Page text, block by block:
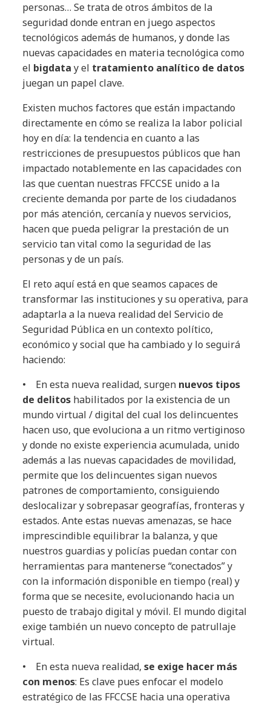
personas… Se trata de otros ámbitos de la
seguridad donde entran en juego aspectos
tecnológicos además de humanos, y donde las
nuevas capacidades en materia tecnológica como
el bigdatay el tratamiento analítico de datos
juegan un papel clave.
Existen muchos factores que están impactando
directamente en cómo se realiza la labor policial
hoy en día: la tendencia en cuanto a las
restricciones de presupuestos públicos que han
impactado notablemente en las capacidades con
las que cuentan nuestras FFCCSE unido a la
creciente demanda por parte de los ciudadanos
por más atención, cercanía y nuevos servicios,
hacen que pueda peligrar la prestación de un
servicio tan vital como la seguridad de las
personas y de un país.
El reto aquí está en que seamos capaces de
transformar las instituciones y su operativa, para
adaptarla a la nueva realidad del Servicio de
Seguridad Pública en un contexto político,
económico y social que ha cambiado y lo seguirá
haciendo:
• En esta nueva realidad, surgen nuevos tipos
de delitos habilitados por la existencia de un
mundo virtual / digital del cual los delincuentes
hacen uso, que evoluciona a un ritmo vertiginoso
y donde no existe experiencia acumulada, unido
además a las nuevas capacidades de movilidad,
permite que los delincuentes sigan nuevos
patrones de comportamiento, consiguiendo
deslocalizar y sobrepasar geografías, fronteras y
estados. Ante estas nuevas amenazas, se hace
imprescindible equilibrar la balanza, y que
nuestros guardias y policías puedan contar con
herramientas para mantenerse “conectados” y
con la información disponible en tiempo (real) y
forma que se necesite, evolucionando hacia un
puesto de trabajo digital y móvil. El mundo digital
exige también un nuevo concepto de patrullaje
virtual.
• En esta nueva realidad,se exige hacer más
con menos: Es clave pues enfocar el modelo
estratégico de las FFCCSE hacia una operativa